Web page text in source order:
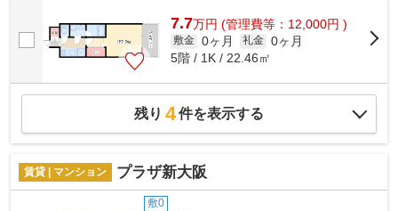
7.7万円 (管理費等：12,000円 )
敷金 0ヶ月 礼金 0ヶ月
5階 / 1K / 22.46㎡
残り 4件を表示する
賃貸 | マンション プラザ新大阪
敷0